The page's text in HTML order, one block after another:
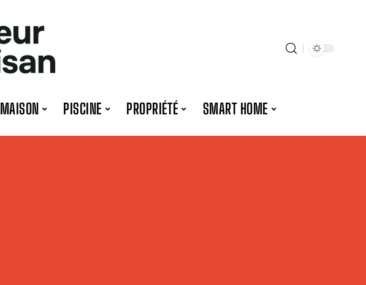
MAISON PISCINE PROPRIÉTÉ SMART HOME